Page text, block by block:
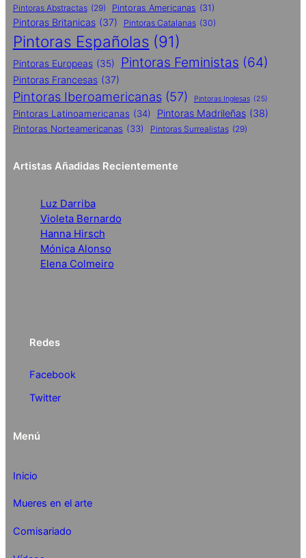
Pintoras Abstractas (29) Pintoras Americanas (31)
Pintoras Britanicas (37) Pintoras Catalanas (30)
Pintoras Españolas (91)
Pintoras Europeas (35) Pintoras Feministas (64)
Pintoras Francesas (37)
Pintoras Iberoamericanas (57) Pintoras Inglesas (25)
Pintoras Latinoamericanas (34) Pintoras Madrileñas (38)
Pintoras Norteamericanas (33) Pintoras Surrealistas (29)
Artistas Añadidas Recientemente
Luz Darriba
Violeta Bernardo
Hanna Hirsch
Mónica Alonso
Elena Colmeiro
Redes
Facebook
Twitter
Menú
Inicio
Mueres en el arte
Comisariado